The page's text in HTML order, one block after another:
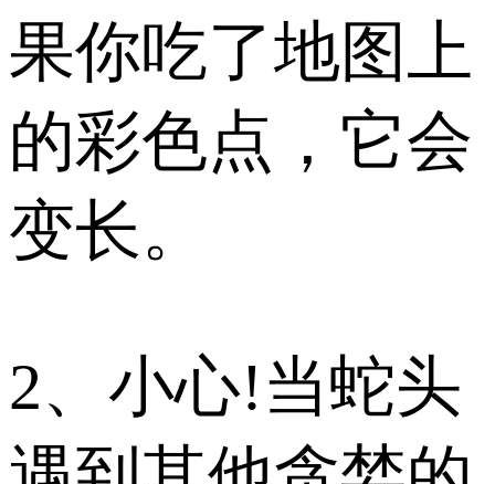
果你吃了地图上
的彩色点，它会
变长。
2、小心!当蛇头